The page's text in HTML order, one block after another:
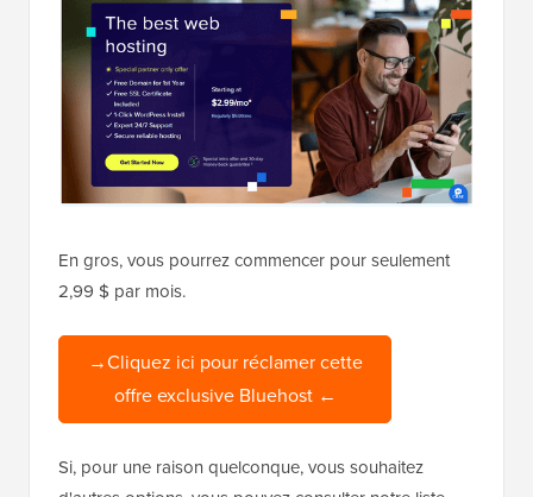
En gros, vous pourrez commencer pour seulement
2,99 $ par mois.
→Cliquez ici pour réclamer cette
offre exclusive Bluehost ←
Si, pour une raison quelconque, vous souhaitez